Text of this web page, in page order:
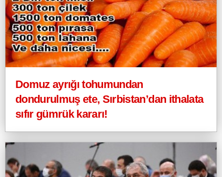
Domuz ayrığı tohumundan
dondurulmuş ete, Sırbistan’dan ithalata
sıfır gümrük kararı!